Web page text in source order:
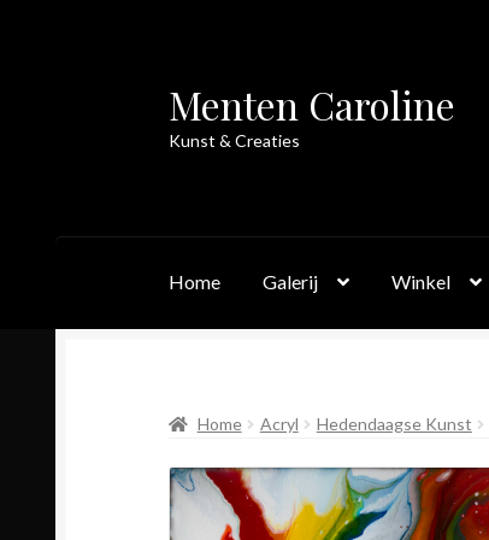
Skip
to
Skip
to
Menten Caroline
Kunst & Creaties
Home Galerij Winkel
Home Acryl Hedendaagse Kunst